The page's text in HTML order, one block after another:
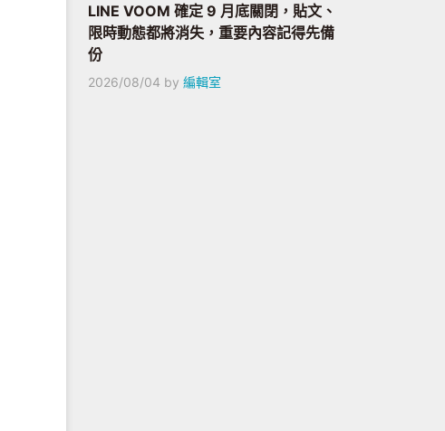
LINE VOOM 確定 9 月底關閉，貼文、
限時動態都將消失，重要內容記得先備
份
2026/08/04 by 編輯室